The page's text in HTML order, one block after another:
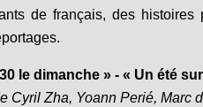
de français, des
le dimanche » - « Un été
Cyril Zha, Yoann Perié, Marc